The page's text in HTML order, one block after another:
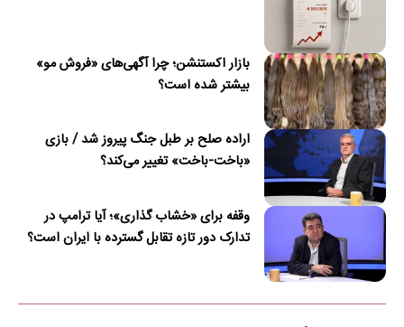
بازار اکستنشن؛ چرا آگهی‌های «فروش مو»
بیشتر شده است؟
اراده صلح بر طبل جنگ پیروز شد / بازی
«باخت-باخت» تغییر می‌کند؟
وقفه برای «خشاب گذاری»؛ آیا ترامپ در
تدارک دور تازه تقابل گسترده با ایران است؟